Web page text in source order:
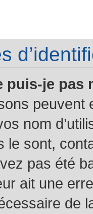
puis-je pas
peuvent
nom
le sont,
pas été
ait une
de